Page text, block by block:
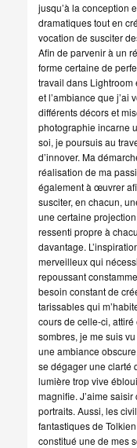
jusqu’à la conception
dramatiques tout en
vocation de susciter
Afin de parvenir à un
forme certaine de
travail dans Lightroom
et l’ambiance que j’ai
différents décors et
photographie incarne
soi, je poursuis au
d’innover. Ma
réalisation de ma
également à œuvrer
susciter, en chacun,
une certaine
ressenti propre à
davantage.
merveilleux qui
repoussant
besoin constant de
tarissables qui
cours de celle-ci,
sombres, je me suis
une ambiance
se dégager une clarté
lumière trop vive
magnifie. J’aime
portraits. Aussi, les
fantastiques de
constitué une de mes